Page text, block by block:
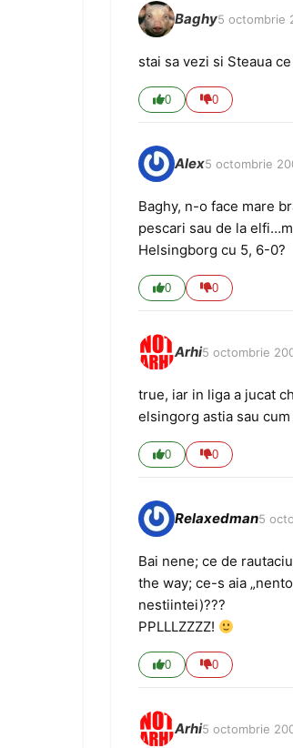
Baghy5 octombrie
stai sa vezi si Steaua
0 0
Alex5 octombrie
Baghy, n-o face mare
pescari sau de la
Helsingborg cu 5, 6-0?
0 0
Arhi5 octombrie
true, iar in liga a jucat
elsingorg astia sau
0 0
Relaxedman5
Bai nene; ce de
the way; ce-s aia
nestiintei)???
PPLLLZZZZ!
0 0
Arhi5 octombrie